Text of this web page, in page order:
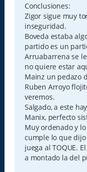
Conclusiones:
Zigor sigue muy
inseguridad.
Boveda estaba
partido es un
Arruabarrena se
no quiere estar
Mainz un pedazo
Ruben Arroyo
veremos.
Salgado, a este
Manix, perfecto
Muy ordenado y
cumple lo que dijo
juega al TOQUE.
a montado la del